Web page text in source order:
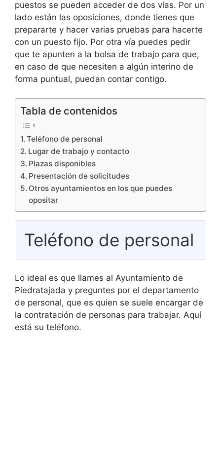
puestos se pueden acceder de dos vías. Por un
lado están las oposiciones, donde tienes que
prepararte y hacer varias pruebas para hacerte
con un puesto fijo. Por otra vía puedes pedir
que te apunten a la bolsa de trabajo para que,
en caso de que necesiten a algún interino de
forma puntual, puedan contar contigo.
Tabla de contenidos
Teléfono de personal
Lugar de trabajo y contacto
Plazas disponibles
Presentación de solicitudes
Otros ayuntamientos en los que puedes
opositar
Teléfono de personal
Lo ideal es que llames al Ayuntamiento de
Piedratajada y preguntes por el departamento
de personal, que es quien se suele encargar de
la contratación de personas para trabajar. Aquí
está su teléfono.